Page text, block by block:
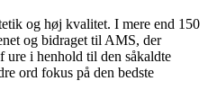
og høj kvalitet. I mere end 150
og bidraget til AMS, der
i henhold til den såkaldte
ord fokus på den bedste